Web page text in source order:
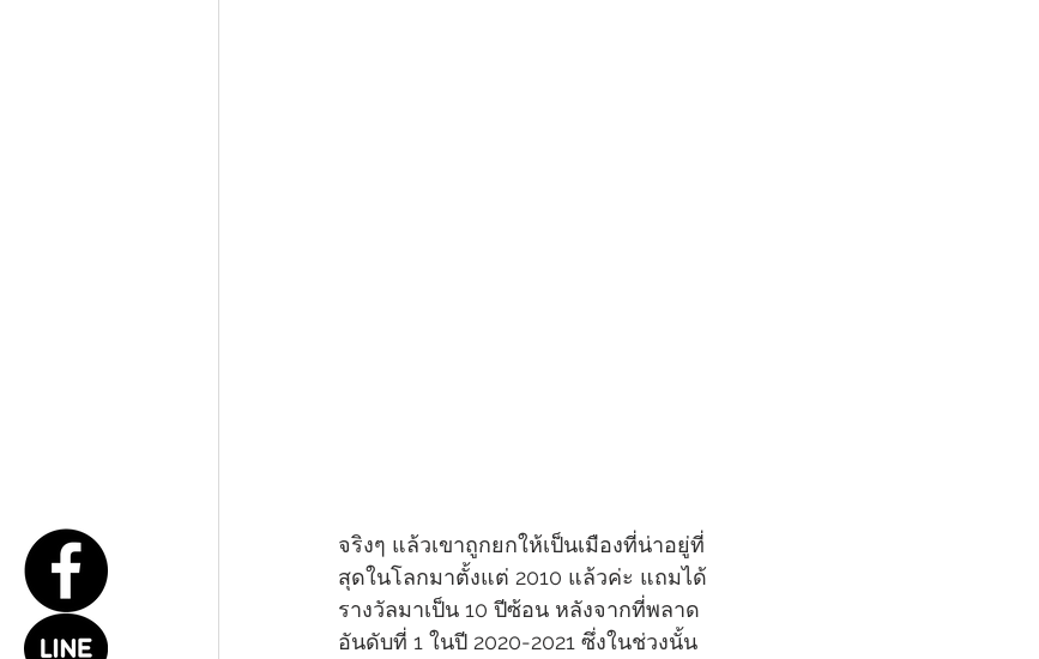
จริงๆ แล้วเขาถูกยกให้เป็นเมืองที่น่าอยู่ที่
สุดในโลกมาตั้งแต่ 2010 แล้วค่ะ แถมได้
รางวัลมาเป็น 10 ปีซ้อน หลังจากที่พลาด
อันดับที่ 1 ในปี 2020-2021 ซึ่งในช่วงนั้น